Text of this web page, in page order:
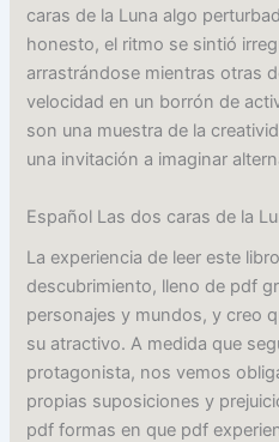
caras de la Luna algo
honesto, el ritmo se sintió
arrastrándose mientras otras
velocidad en un borrón de
son una muestra de la
una invitación a imaginar
Español Las dos caras de la
La experiencia de leer este
descubrimiento, lleno de pdf
personajes y mundos, y creo
su atractivo. A medida que
protagonista, nos vemos
propias suposiciones y
pdf formas en que pdf